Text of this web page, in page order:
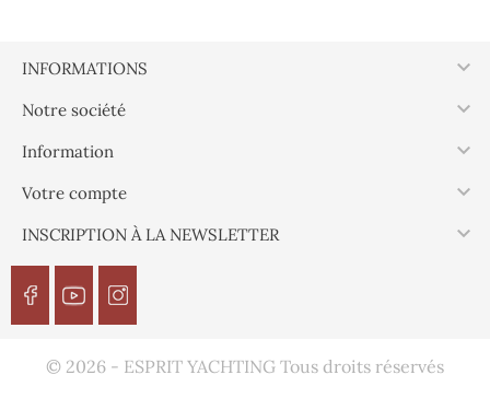
INFORMATIONS 
Notre société 
Information 
Votre compte 
INSCRIPTION À LA NEWSLETTER 
© 2026 - ESPRIT YACHTING Tous droits réservés